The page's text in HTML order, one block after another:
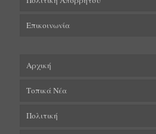
Επικοινωνία
Αρχική
Τοπικά Νέα
Πολιτική